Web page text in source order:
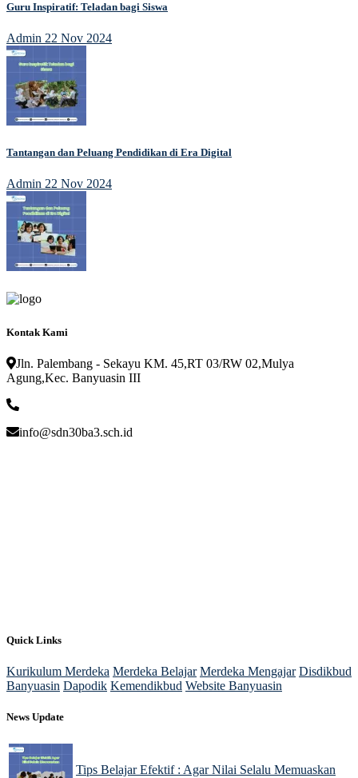
Guru Inspiratif: Teladan bagi Siswa
Admin 22 Nov 2024
Tantangan dan Peluang Pendidikan di Era Digital
Admin 22 Nov 2024
Kontak Kami
Jln. Palembang - Sekayu KM. 45,RT 03/RW 02,Mulya
Agung,Kec. Banyuasin III
info@sdn30ba3.sch.id
Quick Links
Kurikulum Merdeka Merdeka Belajar Merdeka Mengajar Disdikbud
Banyuasin Dapodik Kemendikbud Website Banyuasin
News Update
Tips Belajar Efektif : Agar Nilai Selalu Memuaskan